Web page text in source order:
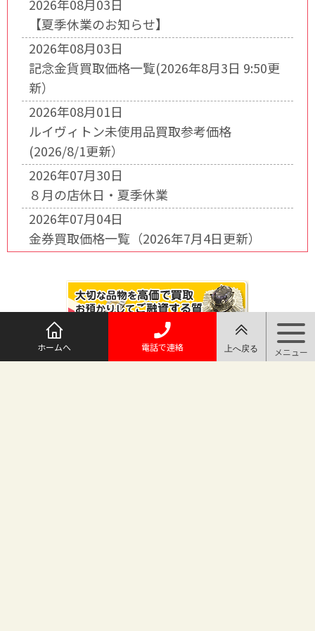
2026年08月03日
【夏季休業のお知らせ】
2026年08月03日
記念金貨買取価格一覧(2026年8月3日 9:50更
新）
2026年08月01日
ルイヴィトン未使用品買取参考価格
(2026/8/1更新）
2026年07月30日
８月の店休日・夏季休業
2026年07月04日
金券買取価格一覧（2026年7月4日更新）
ホームへ 電話で連絡